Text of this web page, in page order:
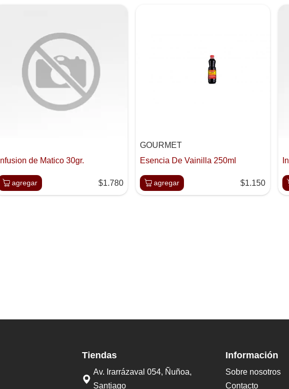
Infusion de Matico 30gr.
agregar $1.780
GOURMET
Esencia De Vainilla 250ml
agregar $1.150
Tiendas
Av. Irarrázaval 054, Ñuñoa,
Santiago
Información
Sobre nosotros
Contacto